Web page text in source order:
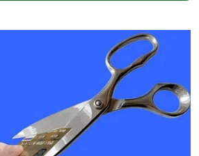
ng serbisyo
pagresponde sa